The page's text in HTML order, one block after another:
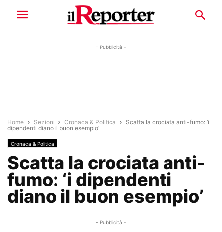
- Pubblicità -
Home Sezioni Cronaca & Politica
Scatta la crociata anti-fumo: ‘i
dipendenti diano il buon esempio’
Cronaca & Politica
Scatta la crociata anti-
fumo: ‘i dipendenti
diano il buon esempio’
- Pubblicità -